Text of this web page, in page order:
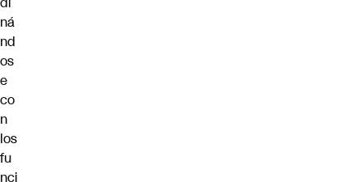
ná
nd
os
e
co
n
los
fu
nci